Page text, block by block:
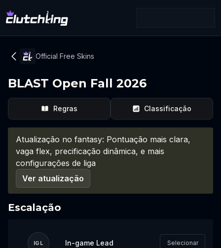
Official Free Skins
BLAST Open Fall 2026
Regras Classificação
Atualização no fantasy: Pontuação mais clara,
vaga flex, precificação dinâmica, e mais
configurações de liga
Ver atualização
Escalação
IGL In-game Lead Selecionar